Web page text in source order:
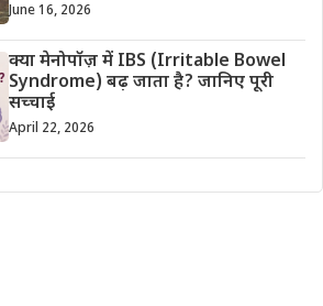
June 16, 2026
क्या मेनोपॉज़ में IBS (Irritable Bowel
Syndrome) बढ़ जाता है? जानिए पूरी
सच्चाई
April 22, 2026